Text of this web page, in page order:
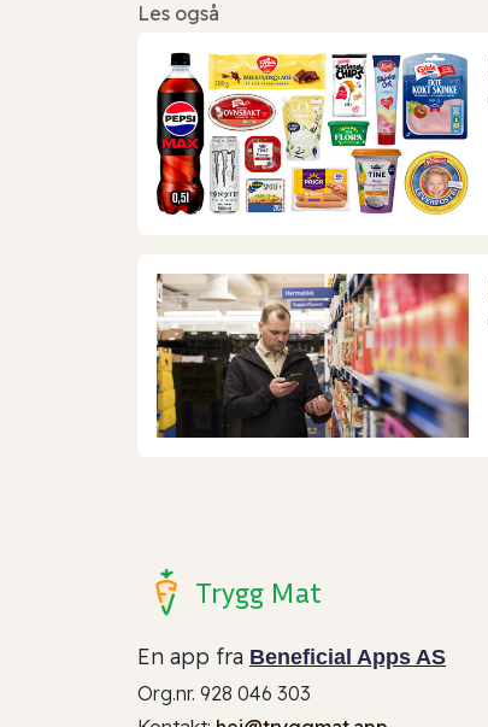
Les også
Trygg Mat
En app fra Beneficial Apps AS
Org.nr. 928 046 303